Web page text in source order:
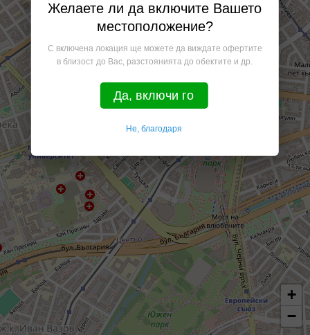
+
−
Желаете ли да включите Вашето
местоположение?
С включена локация ще можете да виждате офертите
в близост до Вас, разстоянията до обектите и др.
Да, включи го
Не, благодаря